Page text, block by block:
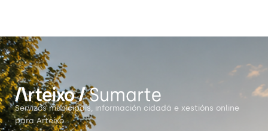
Servizos municipais, información cidadá e xestións online
para Arteixo.